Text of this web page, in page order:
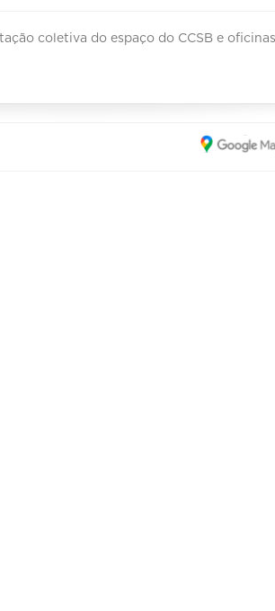
coletiva do espaço do CCSB e